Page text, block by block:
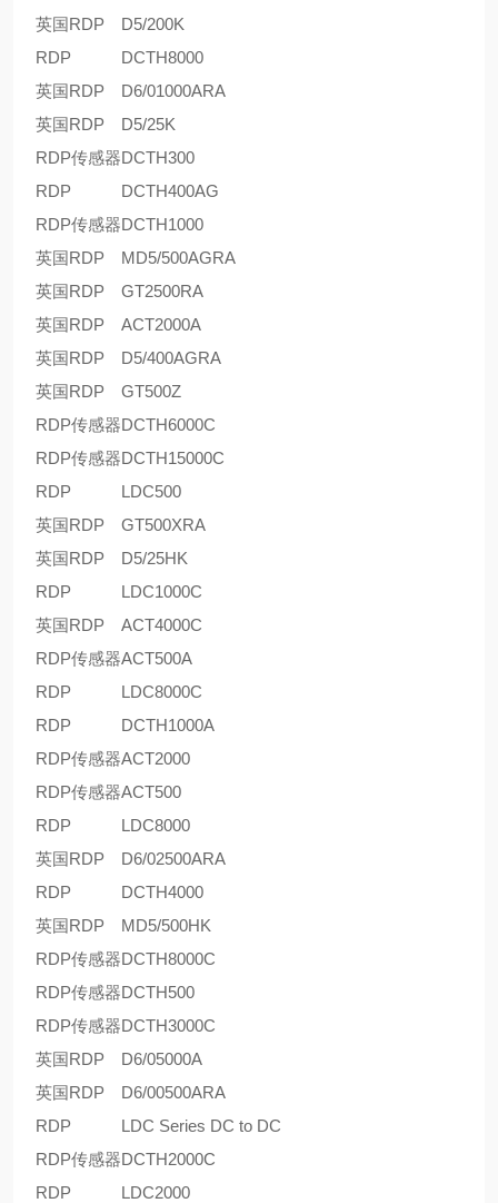
英国RDP
D5/200K
RDP
DCTH8000
英国RDP
D6/01000ARA
英国RDP
D5/25K
RDP传感器DCTH300
RDP
DCTH400AG
RDP传感器DCTH1000
英国RDP
MD5/500AGRA
英国RDP
GT2500RA
英国RDP
ACT2000A
英国RDP
D5/400AGRA
英国RDP
GT500Z
RDP传感器DCTH6000C
RDP传感器DCTH15000C
RDP
LDC500
英国RDP
GT500XRA
英国RDP
D5/25HK
RDP
LDC1000C
英国RDP
ACT4000C
RDP传感器ACT500A
RDP
LDC8000C
RDP
DCTH1000A
RDP传感器ACT2000
RDP传感器ACT500
RDP
LDC8000
英国RDP
D6/02500ARA
RDP
DCTH4000
英国RDP
MD5/500HK
RDP传感器DCTH8000C
RDP传感器DCTH500
RDP传感器DCTH3000C
英国RDP
D6/05000A
英国RDP
D6/00500ARA
RDP
LDC Series DC to DC
RDP传感器DCTH2000C
RDP
LDC2000